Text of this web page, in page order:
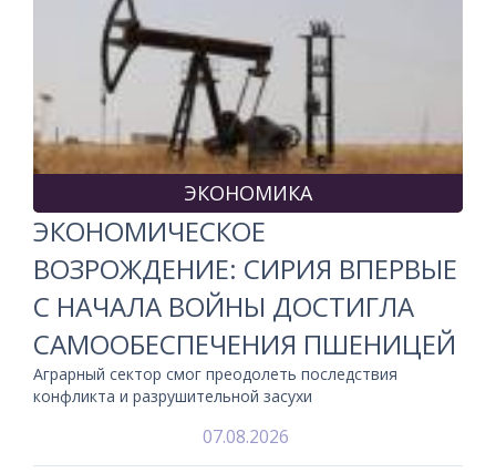
ЭКОНОМИКА
ЭКОНОМИЧЕСКОЕ
ВОЗРОЖДЕНИЕ: СИРИЯ ВПЕРВЫЕ
С НАЧАЛА ВОЙНЫ ДОСТИГЛА
САМООБЕСПЕЧЕНИЯ ПШЕНИЦЕЙ
Аграрный сектор смог преодолеть последствия
конфликта и разрушительной засухи
07.08.2026